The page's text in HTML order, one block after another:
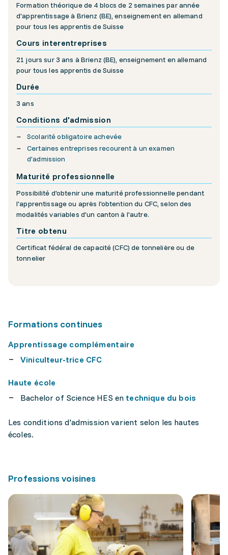
Formation théorique de 4 blocs de 2 semaines par année
d'apprentissage à Brienz (BE), enseignement en allemand
pour tous les apprentis de Suisse
Cours interentreprises
21 jours sur 3 ans à Brienz (BE), enseignement en allemand
pour tous les apprentis de Suisse
Durée
3 ans
Conditions d'admission
Scolarité obligatoire achevée
Certaines entreprises recourent à un examen
d'admission
Maturité professionnelle
Possibilité d'obtenir une maturité professionnelle pendant
l'apprentissage ou après l'obtention du CFC, selon des
modalités variables d'un canton à l'autre.
Titre obtenu
Certificat fédéral de capacité (CFC) de tonnelière ou de
tonnelier
Formations continues
Apprentissage complémentaire
Viniculteur-trice CFC
Haute école
Bachelor of Science HES en technique du bois
Les conditions d'admission varient selon les hautes
écoles.
Professions voisines